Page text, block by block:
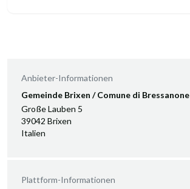
Anbieter-Informationen
Gemeinde Brixen / Comune di Bressanone
Große Lauben 5
39042 Brixen
Italien
Plattform-Informationen